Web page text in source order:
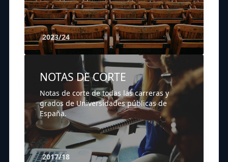
2023/24
NOTAS DE CORTE
Notas de corte de todas las carreras y
grados de Universidades públicas de
España.
2017/18